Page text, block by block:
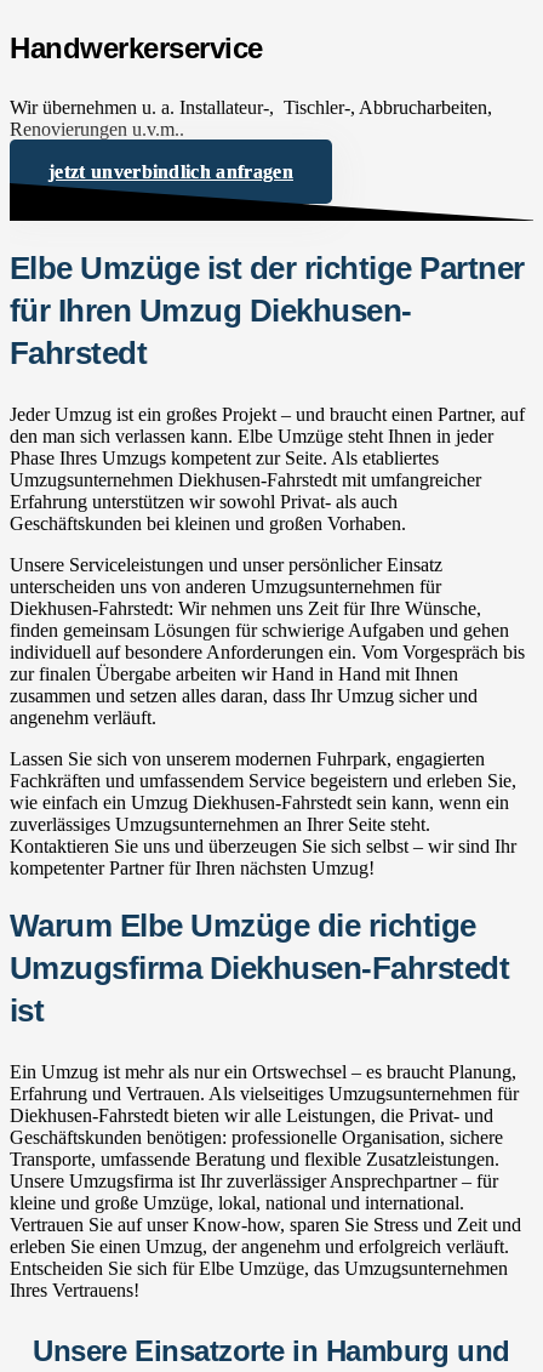
Handwerkerservice
Wir übernehmen u. a. Installateur-, Tischler-, Abbrucharbeiten,
Renovierungen u.v.m..
jetzt unverbindlich anfragen
Elbe Umzüge ist der richtige Partner
für Ihren Umzug Diekhusen-
Fahrstedt
Jeder Umzug ist ein großes Projekt – und braucht einen Partner, auf
den man sich verlassen kann. Elbe Umzüge steht Ihnen in jeder
Phase Ihres Umzugs kompetent zur Seite. Als etabliertes
Umzugsunternehmen Diekhusen-Fahrstedt mit umfangreicher
Erfahrung unterstützen wir sowohl Privat- als auch
Geschäftskunden bei kleinen und großen Vorhaben.
Unsere Serviceleistungen und unser persönlicher Einsatz
unterscheiden uns von anderen Umzugsunternehmen für
Diekhusen-Fahrstedt: Wir nehmen uns Zeit für Ihre Wünsche,
finden gemeinsam Lösungen für schwierige Aufgaben und gehen
individuell auf besondere Anforderungen ein. Vom Vorgespräch bis
zur finalen Übergabe arbeiten wir Hand in Hand mit Ihnen
zusammen und setzen alles daran, dass Ihr Umzug sicher und
angenehm verläuft.
Lassen Sie sich von unserem modernen Fuhrpark, engagierten
Fachkräften und umfassendem Service begeistern und erleben Sie,
wie einfach ein Umzug Diekhusen-Fahrstedt sein kann, wenn ein
zuverlässiges Umzugsunternehmen an Ihrer Seite steht.
Kontaktieren Sie uns und überzeugen Sie sich selbst – wir sind Ihr
kompetenter Partner für Ihren nächsten Umzug!
Warum Elbe Umzüge die richtige
Umzugsfirma Diekhusen-Fahrstedt
ist
Ein Umzug ist mehr als nur ein Ortswechsel – es braucht Planung,
Erfahrung und Vertrauen. Als vielseitiges Umzugsunternehmen für
Diekhusen-Fahrstedt bieten wir alle Leistungen, die Privat- und
Geschäftskunden benötigen: professionelle Organisation, sichere
Transporte, umfassende Beratung und flexible Zusatzleistungen.
Unsere Umzugsfirma ist Ihr zuverlässiger Ansprechpartner – für
kleine und große Umzüge, lokal, national und international.
Vertrauen Sie auf unser Know-how, sparen Sie Stress und Zeit und
erleben Sie einen Umzug, der angenehm und erfolgreich verläuft.
Entscheiden Sie sich für Elbe Umzüge, das Umzugsunternehmen
Ihres Vertrauens!
Unsere Einsatzorte in Hamburg und